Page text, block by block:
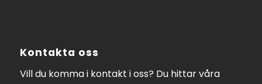
Kontakta oss
Vill du komma i kontakt i oss? Du hittar våra